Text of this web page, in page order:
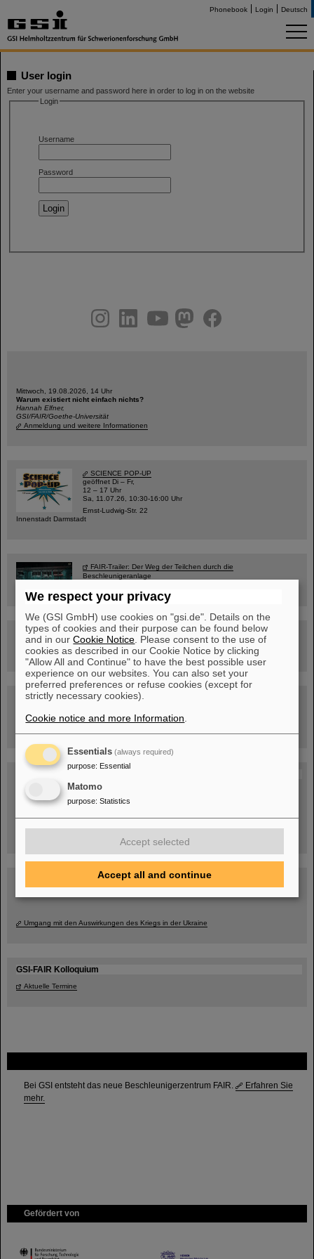
Phonebook Login Deutsch
Bei GSI entsteht das neue Beschleunigerzentrum FAIR.
Erfahren Sie
mehr.
Gefördert von
HMWK
User login
Enter your username and password here in order to log in on the website
Login
Username
Password
youtubehelmholtz.socialfacebook
Mittwoch, 19.08.2026, 14 Uhr
Warum existiert nicht einfach nichts?
Hannah Elfner,
GSI/FAIR/Goethe-Universität
Anmeldung und weitere Informationen
SCIENCE POP-UP
geöffnet Di – Fr,
12 – 17 Uhr
Sa, 11.07.26, 10:30-16:00 Uhr
Ernst-Ludwig-Str. 22
Innenstadt Darmstadt
FAIR-Trailer: Der Weg der Teilchen durch die
Beschleunigeranlage
Rundflug über die FAIR-Baustelle
Besichtigung von GSI/FAIR –
Menschen
Umgang mit den Auswirkungen des Kriegs in der Ukraine
GSI-FAIR Kolloquium
Aktuelle Termine
We respect your privacy
We (GSI GmbH) use cookies on "gsi.de". Details on the
types of cookies and their purpose can be found below
and in ourCookie Notice . Please consent to the use of
cookies as described in our Cookie Notice by clicking
"Allow All and Continue" to have the best possible user
experience on our websites. You can also set your
preferred preferences or refuse cookies (except for
strictly necessary cookies).
Cookie notice and more Information
Essentials (always required)
purpose: Essential
Matomo
purpose: Statistics
Accept selected
Accept all and continue